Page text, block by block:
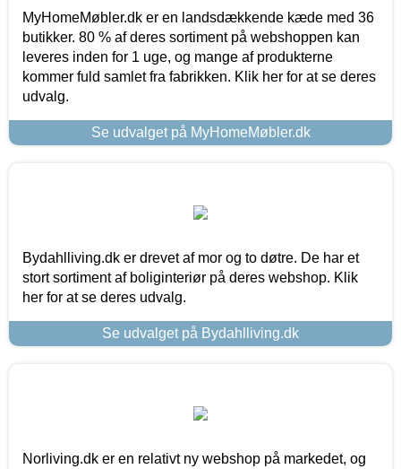
MyHomeMøbler.dk er en landsdækkende kæde med 36
butikker. 80 % af deres sortiment på webshoppen kan
leveres inden for 1 uge, og mange af produkterne
kommer fuld samlet fra fabrikken. Klik her for at se deres
udvalg.
Se udvalget på MyHomeMøbler.dk
Bydahlliving.dk er drevet af mor og to døtre. De har et
stort sortiment af boliginteriør på deres webshop. Klik
her for at se deres udvalg.
Se udvalget på Bydahlliving.dk
Norliving.dk er en relativt ny webshop på markedet, og